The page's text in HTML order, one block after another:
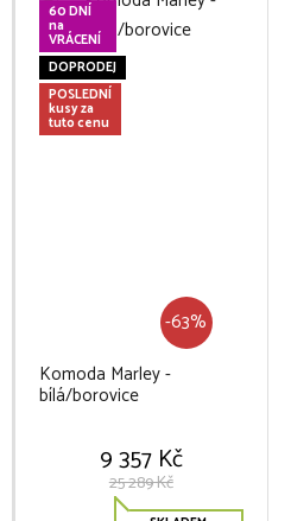
60 DNÍ
na
VRÁCENÍ
DOPRODEJ
POSLEDNÍ
kusy za
tuto cenu
-63%
Komoda Marley -
bílá/borovice
9 357 Kč
25 289 Kč